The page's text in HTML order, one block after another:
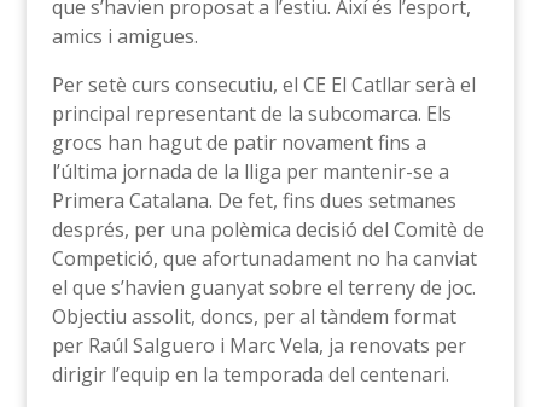
que s’havien proposat a l’estiu. Així és l’esport,
amics i amigues.
Per setè curs consecutiu, el CE El Catllar serà el
principal representant de la subcomarca. Els
grocs han hagut de patir novament fins a
l’última jornada de la lliga per mantenir-se a
Primera Catalana. De fet, fins dues setmanes
després, per una polèmica decisió del Comitè de
Competició, que afortunadament no ha canviat
el que s’havien guanyat sobre el terreny de joc.
Objectiu assolit, doncs, per al tàndem format
per Raúl Salguero i Marc Vela, ja renovats per
dirigir l’equip en la temporada del centenari.